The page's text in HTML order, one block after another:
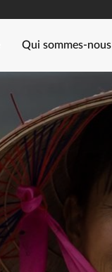
Qui sommes-nous